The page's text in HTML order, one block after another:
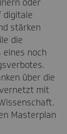
oder
digitale
stärken
die
noch
über die
mit
Masterplan